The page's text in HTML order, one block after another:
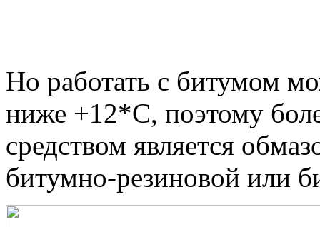
Но работать с битумом
ниже +12*С, поэтому
средством является
битумно-резиновой или